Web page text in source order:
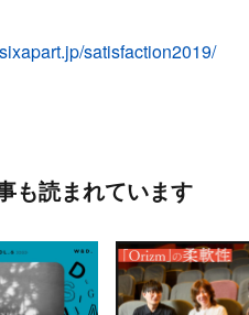
satisfaction2019/
も読まれています